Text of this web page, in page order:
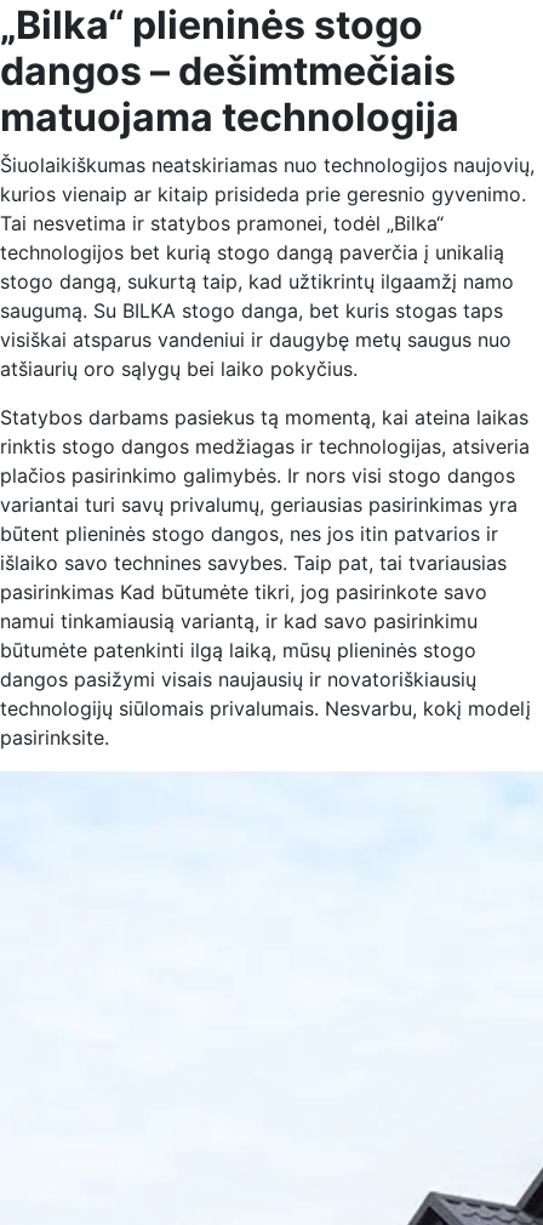
„Bilka“ plieninės stogo
dangos – dešimtmečiais
matuojama technologija
Šiuolaikiškumas neatskiriamas nuo technologijos naujovių,
kurios vienaip ar kitaip prisideda prie geresnio gyvenimo.
Tai nesvetima ir statybos pramonei, todėl „Bilka“
technologijos bet kurią stogo dangą paverčia į unikalią
stogo dangą, sukurtą taip, kad užtikrintų ilgaamžį namo
saugumą. Su BILKA stogo danga, bet kuris stogas taps
visiškai atsparus vandeniui ir daugybę metų saugus nuo
atšiaurių oro sąlygų bei laiko pokyčius.
Statybos darbams pasiekus tą momentą, kai ateina laikas
rinktis stogo dangos medžiagas ir technologijas, atsiveria
plačios pasirinkimo galimybės. Ir nors visi stogo dangos
variantai turi savų privalumų, geriausias pasirinkimas yra
būtent plieninės stogo dangos, nes jos itin patvarios ir
išlaiko savo technines savybes. Taip pat, tai tvariausias
pasirinkimas Kad būtumėte tikri, jog pasirinkote savo
namui tinkamiausią variantą, ir kad savo pasirinkimu
būtumėte patenkinti ilgą laiką, mūsų plieninės stogo
dangos pasižymi visais naujausių ir novatoriškiausių
technologijų siūlomais privalumais. Nesvarbu, kokį modelį
pasirinksite.